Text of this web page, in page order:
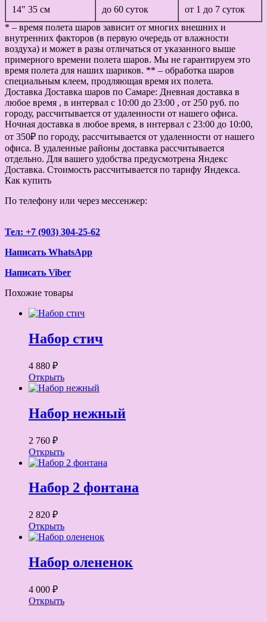
14" 35 см до 60 суток
от 1 до 7 суток
* – время полета шаров зависит от многих внешних и
внутренних факторов (в первую очередь от влажности
воздуха) и может в разы отличаться от указанного выше
примерного времени полета шаров. Мы не гарантируем это
время полета для наших шариков. ** – обработка шаров
специальным клеем, продляющая время их полета.
Доставка Доставка шаров по Самаре: Дневная доставка в
любое время , в интервал с 10:00 до 23:00 , от 250 руб. по
городу, рассчитывается от удаленности от нашего офиса.
Ночная доставка в любое время, в интервал с 23:00 до 10:00,
от 350₽ по городу, рассчитывается от удаленности от нашего
офиса. В удаленные районы доставка рассчитывается
отдельно. Для вашего удобства предусмотрена Яндекс
Доставка. Стоимость рассчитывается по тарифу Яндекса.
Как купить
По телефону или через мессенжер:
Тел: +7 (903) 304-25-62
Написать WhatsApp
Написать Viber
Похожие товары
Набор стич
4 880 ₽
Открыть
Набор нежный
2 760 ₽
Открыть
Набор 2 фонтана
2 820 ₽
Открыть
Набор олененок
4 000 ₽
Открыть